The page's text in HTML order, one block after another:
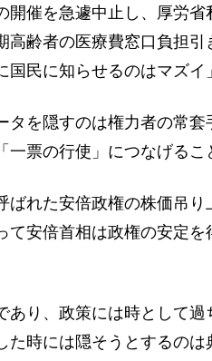
開催を急遽中止し、厚労
高齢者の医療費窓口負担
国民に知らせるのはマズイ
タを隠すのは権力者の常
一票の行使」につなげるこ
ばれた安倍政権の株価吊
て安倍首相は政権の安定を
あり、政策には時として
た時には隠そうとするのは